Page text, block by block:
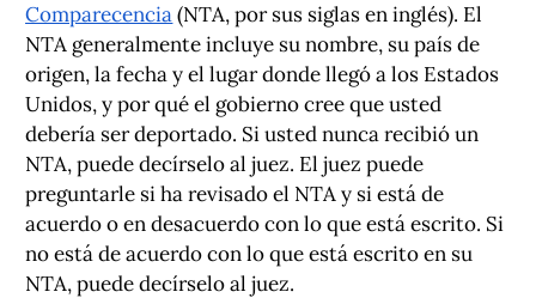
Comparecencia(NTA, por sus siglas en inglés). El
NTA generalmente incluye su nombre, su país de
origen, la fecha y el lugar donde llegó a los Estados
Unidos, y por qué el gobierno cree que usted
debería ser deportado. Si usted nunca recibió un
NTA, puede decírselo al juez. El juez puede
preguntarle si ha revisado el NTA y si está de
acuerdo o en desacuerdo con lo que está escrito. Si
no está de acuerdo con lo que está escrito en su
NTA, puede decírselo al juez.